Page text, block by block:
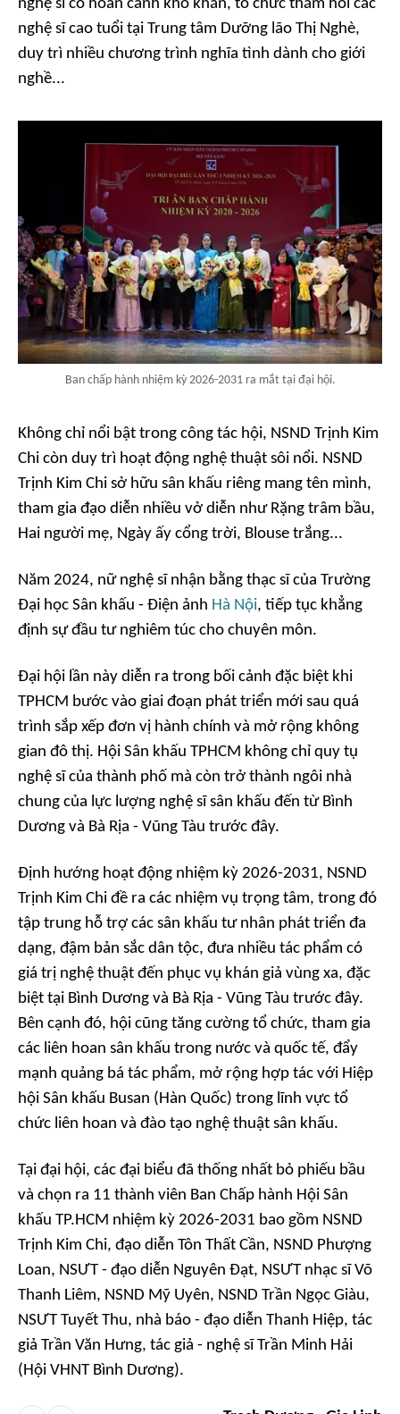
nghệ sĩ có hoàn cảnh khó khăn, tổ chức thăm hỏi các
nghệ sĩ cao tuổi tại Trung tâm Dưỡng lão Thị Nghè,
duy trì nhiều chương trình nghĩa tình dành cho giới
nghề...
Ban chấp hành nhiệm kỳ 2026-2031 ra mắt tại đại hội.
Không chỉ nổi bật trong công tác hội, NSND Trịnh Kim
Chi còn duy trì hoạt động nghệ thuật sôi nổi. NSND
Trịnh Kim Chi sở hữu sân khấu riêng mang tên mình,
tham gia đạo diễn nhiều vở diễn như Rặng trâm bầu,
Hai người mẹ, Ngày ấy cổng trời, Blouse trắng...
Năm 2024, nữ nghệ sĩ nhận bằng thạc sĩ của Trường
Đại học Sân khấu - Điện ảnh Hà Nội, tiếp tục khẳng
định sự đầu tư nghiêm túc cho chuyên môn.
Đại hội lần này diễn ra trong bối cảnh đặc biệt khi
TPHCM bước vào giai đoạn phát triển mới sau quá
trình sắp xếp đơn vị hành chính và mở rộng không
gian đô thị. Hội Sân khấu TPHCM không chỉ quy tụ
nghệ sĩ của thành phố mà còn trở thành ngôi nhà
chung của lực lượng nghệ sĩ sân khấu đến từ Bình
Dương và Bà Rịa - Vũng Tàu trước đây.
Định hướng hoạt động nhiệm kỳ 2026-2031, NSND
Trịnh Kim Chi đề ra các nhiệm vụ trọng tâm, trong đó
tập trung hỗ trợ các sân khấu tư nhân phát triển đa
dạng, đậm bản sắc dân tộc, đưa nhiều tác phẩm có
giá trị nghệ thuật đến phục vụ khán giả vùng xa, đặc
biệt tại Bình Dương và Bà Rịa - Vũng Tàu trước đây.
Bên cạnh đó, hội cũng tăng cường tổ chức, tham gia
các liên hoan sân khấu trong nước và quốc tế, đẩy
mạnh quảng bá tác phẩm, mở rộng hợp tác với Hiệp
hội Sân khấu Busan (Hàn Quốc) trong lĩnh vực tổ
chức liên hoan và đào tạo nghệ thuật sân khấu.
Tại đại hội, các đại biểu đã thống nhất bỏ phiếu bầu
và chọn ra 11 thành viên Ban Chấp hành Hội Sân
khấu TP.HCM nhiệm kỳ 2026-2031 bao gồm NSND
Trịnh Kim Chi, đạo diễn Tôn Thất Cần, NSND Phượng
Loan, NSƯT - đạo diễn Nguyên Đạt, NSƯT nhạc sĩ Võ
Thanh Liêm, NSND Mỹ Uyên, NSND Trần Ngọc Giàu,
NSƯT Tuyết Thu, nhà báo - đạo diễn Thanh Hiệp, tác
giả Trần Văn Hưng, tác giả - nghệ sĩ Trần Minh Hải
(Hội VHNT Bình Dương).